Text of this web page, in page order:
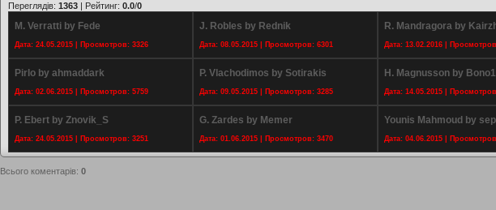
Переглядів: 1363| Рейтинг: 0.0/0
M. Verratti by Fede
Дата: 24.05.2015 | Просмотров: 3326
J. Robles by Rednik
Дата: 08.05.2015 | Просмотров: 6301
R. Mandragora by
Дата: 13.02.2016 |
Pirlo by ahmaddark
Дата: 02.06.2015 | Просмотров: 5759
P. Vlachodimos by Sotirakis
Дата: 09.05.2015 | Просмотров: 3285
H. Magnusson by
Дата: 14.05.2015 |
P. Ebert by Znovik_S
Дата: 24.05.2015 | Просмотров: 3251
G. Zardes by Memer
Дата: 01.06.2015 | Просмотров: 3470
Younis Mahmoud by
Дата: 04.06.2015 |
Всього коментарів: 0